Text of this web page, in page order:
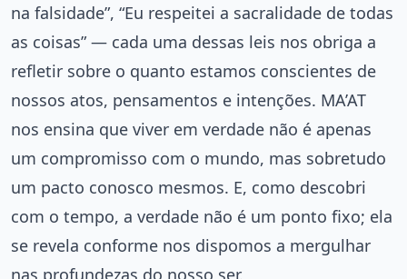
na falsidade”, “Eu respeitei a sacralidade de todas
as coisas” — cada uma dessas leis nos obriga a
refletir sobre o quanto estamos conscientes de
nossos atos, pensamentos e intenções. MA’AT
nos ensina que viver em verdade não é apenas
um compromisso com o mundo, mas sobretudo
um pacto conosco mesmos. E, como descobri
com o tempo, a verdade não é um ponto fixo; ela
se revela conforme nos dispomos a mergulhar
nas profundezas do nosso ser.